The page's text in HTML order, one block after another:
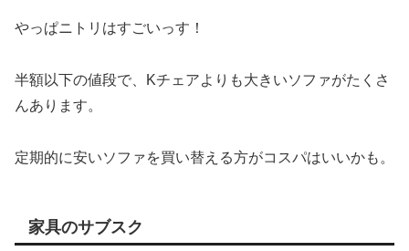
やっぱニトリはすごいっす！
半額以下の値段で、Kチェアよりも大きいソファがたくさ
んあります。
定期的に安いソファを買い替える方がコスパはいいかも。
家具のサブスク